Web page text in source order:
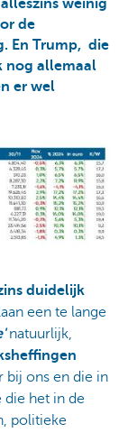
weinig
de
En Trump, die
nog allemaal
er wel
duidelijk
een te lange
natuurlijk,
bij ons en die in
die het in de
politieke